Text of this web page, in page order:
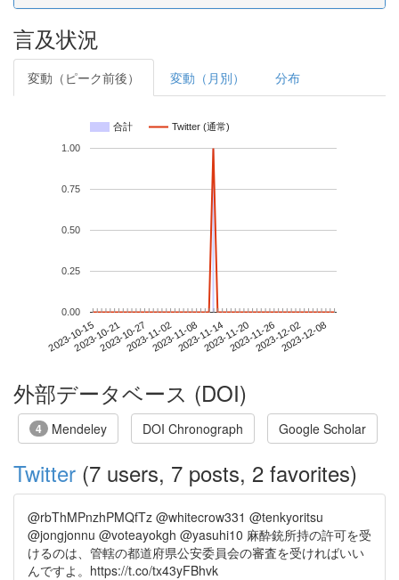
言及状況
変動（ピーク前後） 変動（月別） 分布
合計 Twitter (通常)
2023-10-152023-10-212023-10-272023-11-022023-11-082023-11-142023-11-202023-11-262023-12-022023-12-08
0.00
0.25
0.50
0.75
1.00
外部データベース (DOI)
4 Mendeley DOI Chronograph Google Scholar
Twitter (7 users, 7 posts, 2 favorites)
@rbThMPnzhPMQfTz @whitecrow331 @tenkyoritsu
@jongjonnu @voteayokgh @yasuhi10 麻酔銃所持の許可を受
けるのは、管轄の都道府県公安委員会の審査を受ければいい
んですよ。https://t.co/tx43yFBhvk